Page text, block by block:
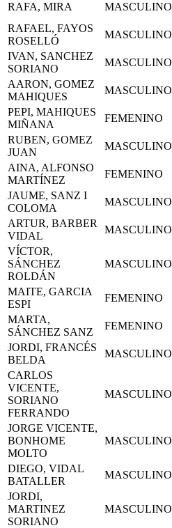
RAFA, MIRA
MASCULINO
RAFAEL, FAYOS
ROSELLÓ
MASCULINO
IVAN, SANCHEZ
SORIANO
MASCULINO
AARON, GOMEZ
MAHIQUES
MASCULINO
PEPI, MAHIQUES
MIÑANA
FEMENINO
RUBEN, GOMEZ
JUAN
MASCULINO
AINA, ALFONSO
MARTÍNEZ
FEMENINO
JAUME, SANZ I
COLOMA
MASCULINO
ARTUR, BARBER
VIDAL
MASCULINO
VÍCTOR,
SÁNCHEZ
ROLDÁN
MASCULINO
MAITE, GARCIA
ESPI
FEMENINO
MARTA,
SÁNCHEZ SANZ
FEMENINO
JORDI, FRANCÉS
BELDA
MASCULINO
CARLOS
VICENTE,
SORIANO
FERRANDO
MASCULINO
JORGE VICENTE,
BONHOME
MOLTO
MASCULINO
DIEGO, VIDAL
BATALLER
MASCULINO
JORDI,
MARTINEZ
SORIANO
MASCULINO